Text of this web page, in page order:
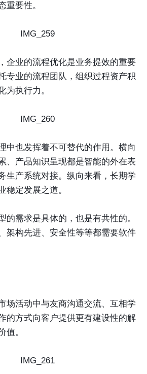
重要性。
企业的流程优化是业务提效的重要
专业的流程团队，组织过程资产积
为执行力。
中也发挥着不可替代的作用。横向
、产品知识呈现都是智能的外在表
生产系统对接。纵向来看，长期学
稳定发展之道。
的需求是具体的，也是有共性的。
架构先进、安全性等等都需要软件
场活动中与友商沟通交流、互相学
的方式向客户提供更有建设性的解
值。